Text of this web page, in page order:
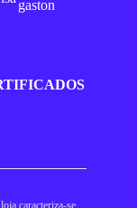
caracteriza-se